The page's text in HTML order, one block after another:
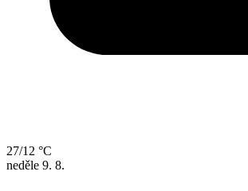
27/12 °C
neděle 9. 8.